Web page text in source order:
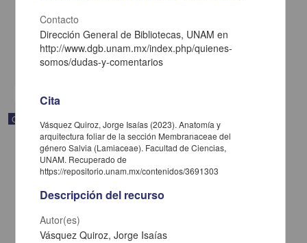
Pérez, Zeferino
[sin fecha]
Multidisciplina
Correspondencia postal
Contacto
Dirección General de Bibliotecas, UNAM en
http://www.dgb.unam.mx/index.php/quienes-
somos/dudas-y-comentarios
Cita
Vásquez Quiroz, Jorge Isaías (2023). Anatomía y
arquitectura foliar de la sección Membranaceae del
género Salvia (Lamiaceae). Facultad de Ciencias,
UNAM. Recuperado de
https://repositorio.unam.mx/contenidos/3691303
Descripción del recurso
Autor(es)
Vásquez Quiroz, Jorge Isaías